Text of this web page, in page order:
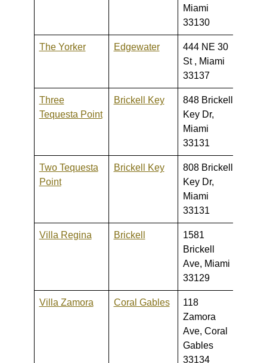
Miami
33130
The Yorker Edgewater
444 NE 30
St , Miami
33137
Three
Tequesta Point
Brickell Key
848 Brickell
Key Dr,
Miami
33131
Two Tequesta
Point
Brickell Key
808 Brickell
Key Dr,
Miami
33131
Villa Regina Brickell
1581
Brickell
Ave, Miami
33129
Villa Zamora Coral Gables
118
Zamora
Ave, Coral
Gables
33134